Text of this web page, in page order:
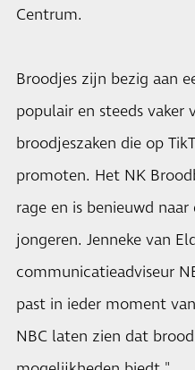
Centrum.
Broodjes zijn bezig aan
populair en steeds
broodjeszaken die op
promoten. Het NK
rage en is benieuwd
jongeren. Jenneke van
communicatieadviseur
past in ieder moment
NBC laten zien dat